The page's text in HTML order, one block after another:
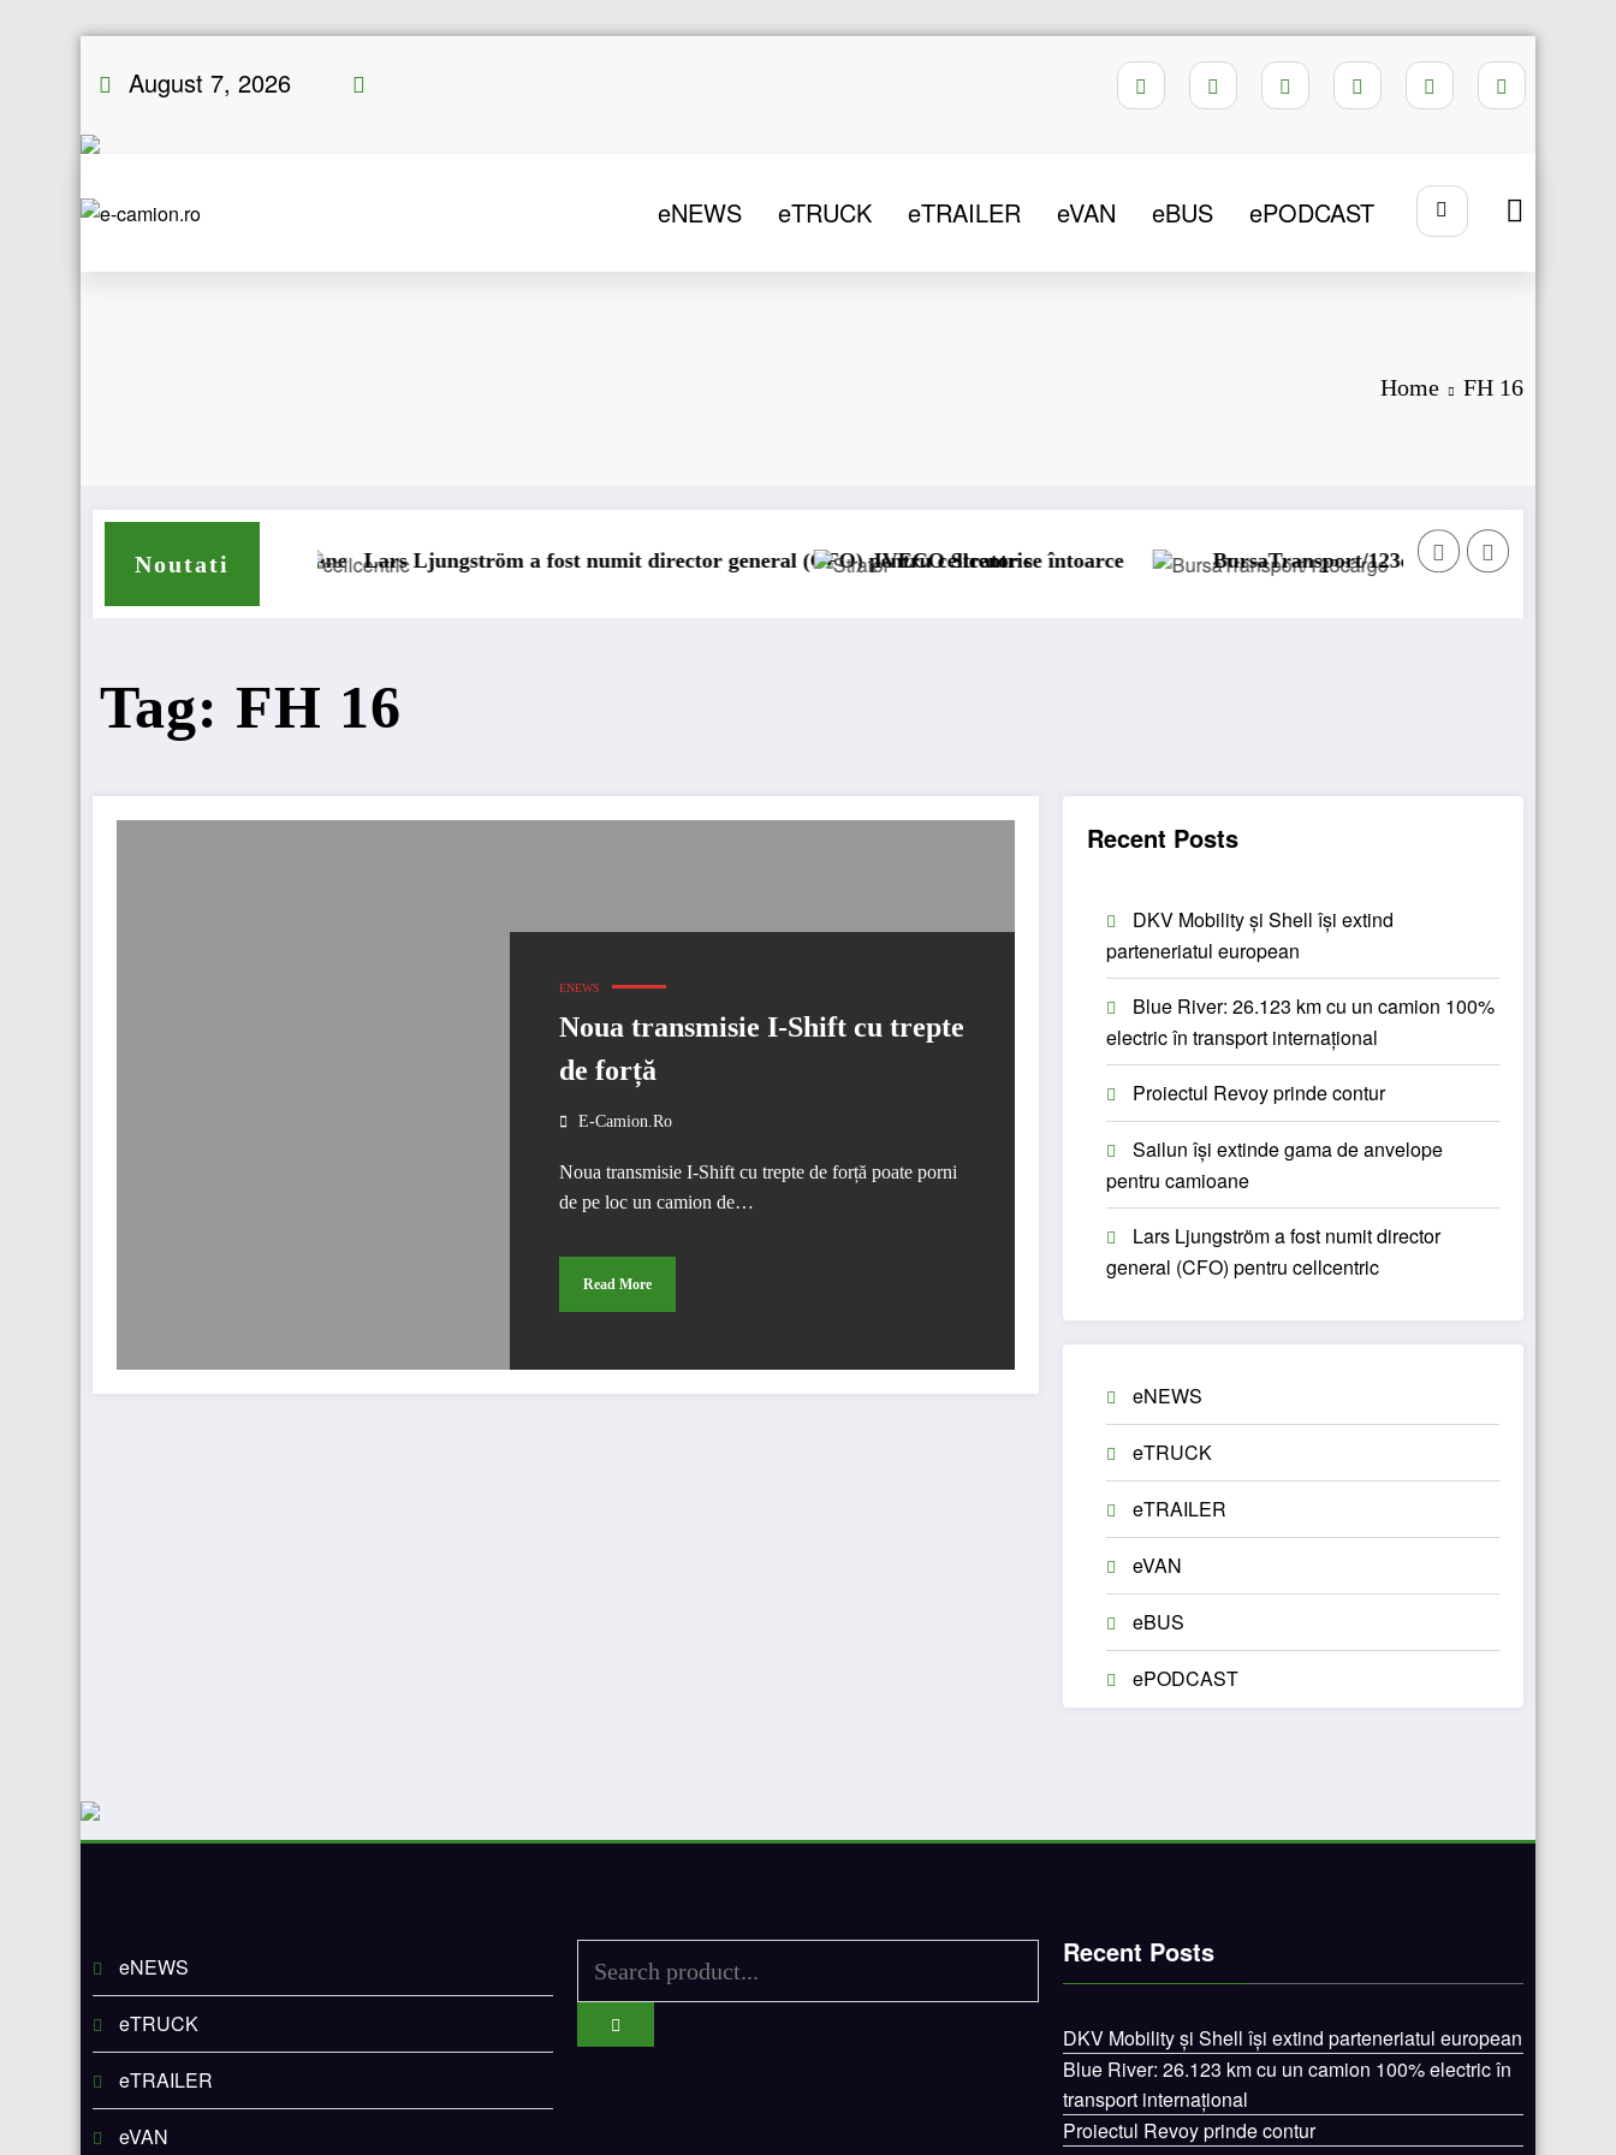
August 7, 2026
eNEWS eTRUCK eTRAILER eVAN eBUS ePODCAST
Home FH 16
Noutati
pentru camioane Lars Ljungström a fost numit director general (CFO) pentru cellcentric
IVECO Strator se întoarce BursaTransport/123cargo introduce o nouă
Tag: FH 16
ENEWS
Noua transmisie I-Shift cu trepte
de forță
E-Camion.ro
Noua transmisie I-Shift cu trepte de forță poate porni
de pe loc un camion de…
Read More
Recent Posts
DKV Mobility și Shell își extind
parteneriatul european
Blue River: 26.123 km cu un camion 100%
electric în transport internațional
Proiectul Revoy prinde contur
Sailun își extinde gama de anvelope
pentru camioane
Lars Ljungström a fost numit director
general (CFO) pentru cellcentric
eNEWS
eTRUCK
eTRAILER
eVAN
eBUS
ePODCAST
eNEWS
eTRUCK
eTRAILER
eVAN
Recent Posts
DKV Mobility și Shell își extind parteneriatul european
Blue River: 26.123 km cu un camion 100% electric în
transport internațional
Proiectul Revoy prinde contur